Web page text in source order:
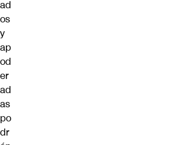
ad
os
y
ap
od
er
ad
as
po
dr